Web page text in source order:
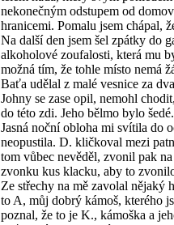
nekonečným odstupem od
hranicemi. Pomalu jsem chápal,
Na další den jsem šel zpátky do
alkoholové zoufalosti, která mu
možná tím, že tohle místo nemá
Baťa udělal z malé vesnice za
Johny se zase opil, nemohl
do této zdi. Jeho bělmo bylo
Jasná noční obloha mi svítila do
neopustila. D. kličkoval mezi
tom vůbec nevěděl, zvonil pak
zvonku kus klacku, aby to
Ze střechy na mě zavolal nějaký
to A, můj dobrý kámoš, kterého
poznal, že to je K., kámoška a